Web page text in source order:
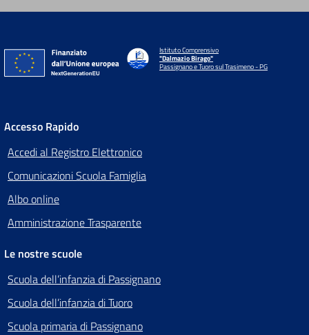
Istituto Comprensivo
"Dalmazio Birago"
Passignano e Tuoro sul Trasimeno - PG
Accesso Rapido
Accedi al Registro Elettronico
Comunicazioni Scuola Famiglia
Albo online
Amministrazione Trasparente
Le nostre scuole
Scuola dell’infanzia di Passignano
Scuola dell’infanzia di Tuoro
Scuola primaria di Passignano